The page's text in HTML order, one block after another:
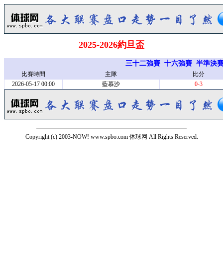
2025-2026約旦盃
三十二強賽 十六強賽 半準決
比賽時間 主隊
比分
2026-05-17 00:00
藍慕沙 0-3
Copyright (c) 2003-NOW! www.spbo.com 体球网 All Rights Reserved.